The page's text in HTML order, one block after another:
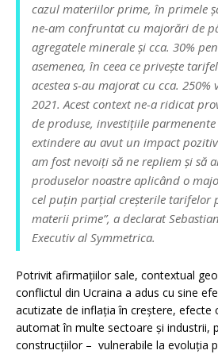
cazul materiilor prime, în primele
ne-am confruntat cu majorări de
agregatele minerale și cca. 30%
asemenea, în ceea ce privește
acestea s-au majorat cu cca. 250%
2021. Acest context ne-a ridicat
de produse, investițiile
extindere au avut un impact
am fost nevoiți să ne repliem și să
produselor noastre aplicând o
cel puțin parțial creșterile tarifelor
materii prime”, a declarat
Executiv al Symmetrica.
Potrivit afirmațiilor sale, contextual
conflictul din Ucraina a adus cu sine
acutizate de inflația în creștere, efecte
automat în multe sectoare și industrii,
construcțiilor – vulnerabile la evoluţia